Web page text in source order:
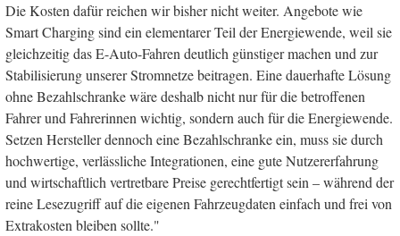
Die Kosten dafür reichen wir bisher nicht weiter. Angebote wie
Smart Charging sind ein elementarer Teil der Energiewende, weil sie
gleichzeitig das E-Auto-Fahren deutlich günstiger machen und zur
Stabilisierung unserer Stromnetze beitragen. Eine dauerhafte Lösung
ohne Bezahlschranke wäre deshalb nicht nur für die betroffenen
Fahrer und Fahrerinnen wichtig, sondern auch für die Energiewende.
Setzen Hersteller dennoch eine Bezahlschranke ein, muss sie durch
hochwertige, verlässliche Integrationen, eine gute Nutzererfahrung
und wirtschaftlich vertretbare Preise gerechtfertigt sein – während der
reine Lesezugriff auf die eigenen Fahrzeugdaten einfach und frei von
Extrakosten bleiben sollte."